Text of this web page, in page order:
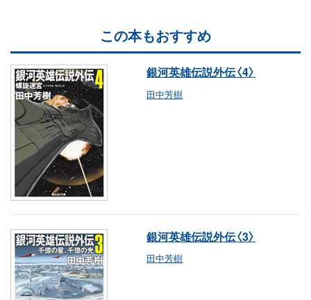
この本もおすすめ
銀河英雄伝説外伝〈4〉
田中芳樹
銀河英雄伝説外伝〈3〉
田中芳樹